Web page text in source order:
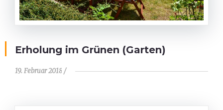
Erholung im Grünen (Garten)
19. Februar 2018